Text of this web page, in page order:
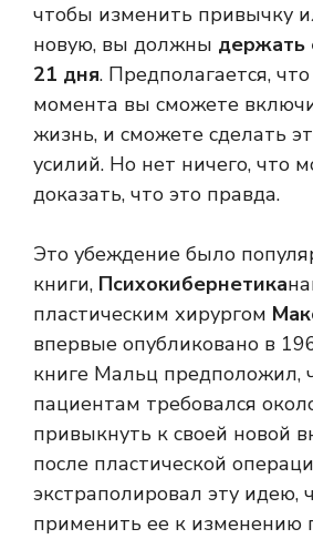
чтобы изменить привычку
новую, вы должны держать
21 дня. Предполагается, что
момента вы сможете
жизнь, и сможете сделать
усилий. Но нет ничего, что
доказать, что это правда.
Это убеждение было
книги, Психокибернетика
пластическим хирургом
впервые опубликовано в
книге Мальц предположил,
пациентам требовался
привыкнуть к своей новой
после пластической
экстраполировал эту идею,
применить ее к изменению